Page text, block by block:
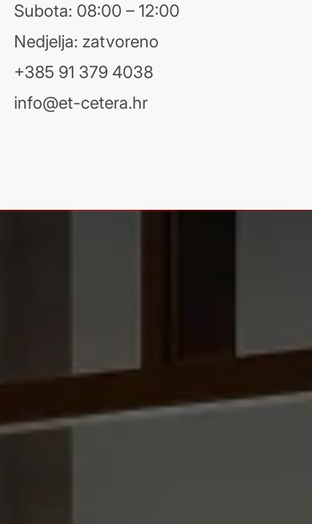
Subota: 08:00 – 12:00
Nedjelja: zatvoreno
+385 91 379 4038
info@et-cetera.hr